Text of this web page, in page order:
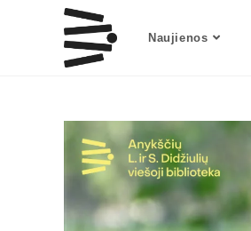
Naujienos